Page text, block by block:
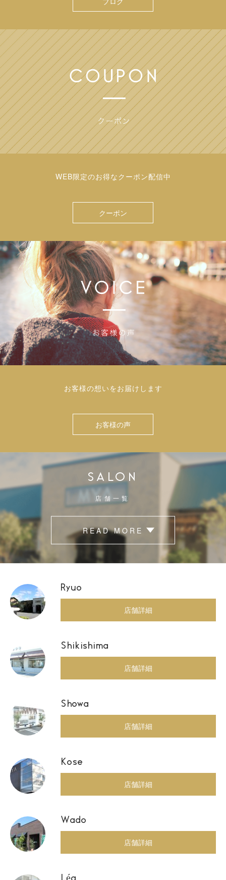
WEB限定のお得なクーポン配信中
クーポン
お客様の想いをお届けします
お客様の声
SALON
店舗一覧
READ MORE
Ryuo
店舗詳細
Shikishima
店舗詳細
Showa
店舗詳細
Kose
店舗詳細
Wado
店舗詳細